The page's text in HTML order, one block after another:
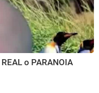
o PARANOIA